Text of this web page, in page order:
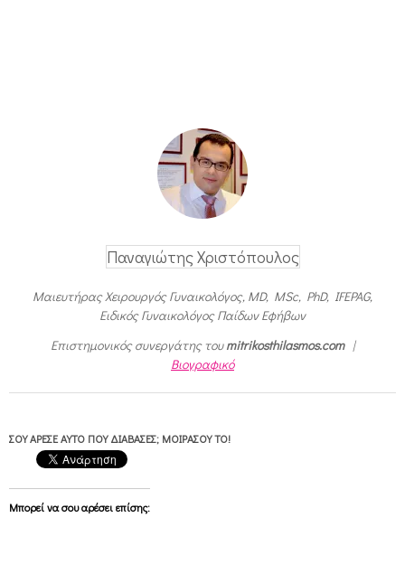
Παναγιώτης Χριστόπουλος
Μαιευτήρας Χειρουργός Γυναικολόγος, MD, MSc, PhD, IFEPAG,
Ειδικός Γυναικολόγος Παίδων Εφήβων
Επιστημονικός συνεργάτης τουmitrikosthilasmos.com|
Βιογραφικό
ΣΟΥ ΆΡΕΣΕ ΑΥΤΌ ΠΟΥ ΔΙΆΒΑΣΕΣ; ΜΟΙΡΆΣΟΥ ΤΟ!
Μπορεί να σου αρέσει επίσης: